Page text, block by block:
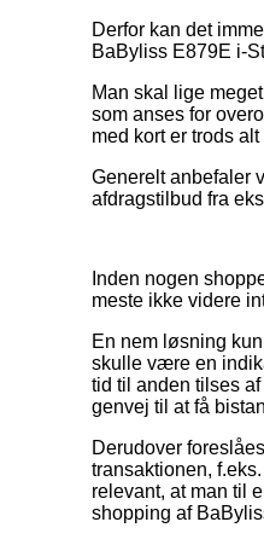
Derfor kan det
BaByliss E879E i-
Man skal lige
som anses for
med kort er trods
Generelt anbefaler
afdragstilbud fra
Inden nogen
meste ikke videre
En nem løsning
skulle være en
tid til anden tilses
genvej til at få
Derudover
transaktionen,
relevant, at man til
shopping af